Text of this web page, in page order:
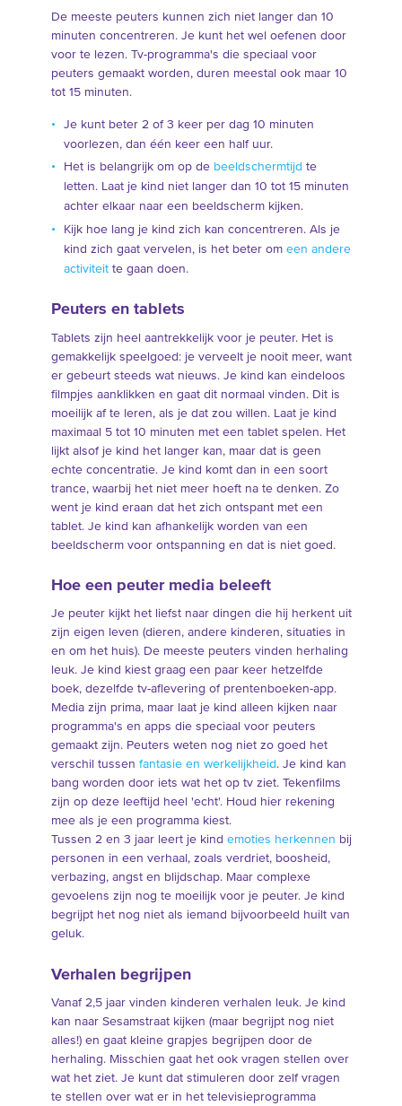
De meeste peuters kunnen zich niet langer dan 10
minuten concentreren. Je kunt het wel oefenen door
voor te lezen. Tv-programma's die speciaal voor
peuters gemaakt worden, duren meestal ook maar 10
tot 15 minuten.
Je kunt beter 2 of 3 keer per dag 10 minuten
voorlezen, dan één keer een half uur.
Het is belangrijk om op de beeldschermtijd te
letten. Laat je kind niet langer dan 10 tot 15 minuten
achter elkaar naar een beeldscherm kijken.
Kijk hoe lang je kind zich kan concentreren. Als je
kind zich gaat vervelen, is het beter om een andere
activiteitte gaan doen.
Peuters en tablets
Tablets zijn heel aantrekkelijk voor je peuter. Het is
gemakkelijk speelgoed: je verveelt je nooit meer, want
er gebeurt steeds wat nieuws. Je kind kan eindeloos
filmpjes aanklikken en gaat dit normaal vinden. Dit is
moeilijk af te leren, als je dat zou willen. Laat je kind
maximaal 5 tot 10 minuten met een tablet spelen. Het
lijkt alsof je kind het langer kan, maar dat is geen
echte concentratie. Je kind komt dan in een soort
trance, waarbij het niet meer hoeft na te denken. Zo
went je kind eraan dat het zich ontspant met een
tablet. Je kind kan afhankelijk worden van een
beeldscherm voor ontspanning en dat is niet goed.
Hoe een peuter media beleeft
Je peuter kijkt het liefst naar dingen die hij herkent uit
zijn eigen leven (dieren, andere kinderen, situaties in
en om het huis). De meeste peuters vinden herhaling
leuk. Je kind kiest graag een paar keer hetzelfde
boek, dezelfde tv-aflevering of prentenboeken-app.
Media zijn prima, maar laat je kind alleen kijken naar
programma's en apps die speciaal voor peuters
gemaakt zijn. Peuters weten nog niet zo goed het
verschil tussen fantasie en werkelijkheid . Je kind kan
bang worden door iets wat het op tv ziet. Tekenfilms
zijn op deze leeftijd heel 'echt'. Houd hier rekening
mee als je een programma kiest.
Tussen 2 en 3 jaar leert je kind emoties herkennen bij
personen in een verhaal, zoals verdriet, boosheid,
verbazing, angst en blijdschap. Maar complexe
gevoelens zijn nog te moeilijk voor je peuter. Je kind
begrijpt het nog niet als iemand bijvoorbeeld huilt van
geluk.
Verhalen begrijpen
Vanaf 2,5 jaar vinden kinderen verhalen leuk. Je kind
kan naar Sesamstraat kijken (maar begrijpt nog niet
alles!) en gaat kleine grapjes begrijpen door de
herhaling. Misschien gaat het ook vragen stellen over
wat het ziet. Je kunt dat stimuleren door zelf vragen
te stellen over wat er in het televisieprogramma